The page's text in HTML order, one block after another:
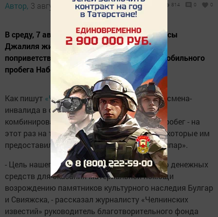
Автор, 3 августа 2013 - 14:43 814 0 0
В среду, 7 августа в 14 часов в ДК имени Мусы
Джалиля жители города Бавлы смогут
поприветствовать участников конно-автомобильного
пробега Набережные Челны - Сарманово.
Как пишут «Челнинские известия», 24 спортсмена-
инвалида в очередной раз отправились в
комбинированный конно-автомобильный пробег - на
этот раз на трёх «Газелях» и двух лошадях, которые им
предоставила конно-спортивная школа «Тулпар».
- Цель нашего традиционного пробега - сбор денежных
средств для оказания материальной помощи
возрождению памятников культурного наследия Булгар
и Свияжска, - рассказал журналисту «Челнинских
известий» руководитель благотворительного фонда